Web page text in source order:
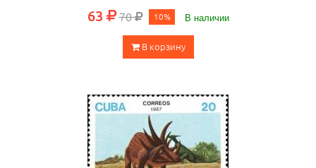
63 70 10% В наличии
В корзину